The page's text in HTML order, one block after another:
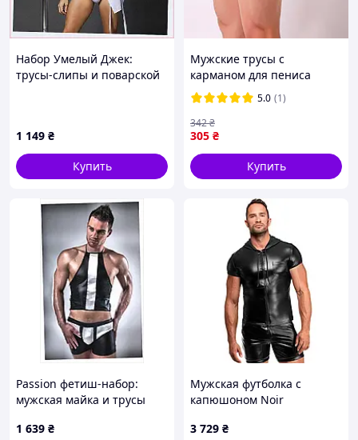
Набор Умелый Джек:
трусы-слипы и поварской
1 149 ₴
Купить
Мужские трусы с
карманом для пениса
"Clever-Menmode" -
Черный - L/XL UM1
5.0 (1)
305 ₴
342₴
Купить
Passion фетиш-набор:
мужская майка и трусы
1 639 ₴
Мужская футболка с
капюшоном Noir
hooded T-shirt S
3 729 ₴